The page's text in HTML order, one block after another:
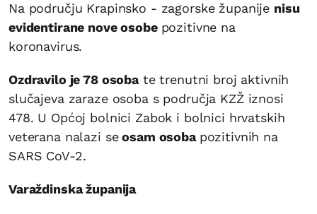
Na području Krapinsko - zagorske županije nisu
evidentirane nove osobe pozitivne na
koronavirus.
Ozdravilo je 78 osobate trenutni broj aktivnih
slučajeva zaraze osoba s područja KZŽ iznosi
478. U Općoj bolnici Zabok i bolnici hrvatskih
veterana nalazi seosam osoba pozitivnih na
SARS CoV-2.
Varaždinska županija